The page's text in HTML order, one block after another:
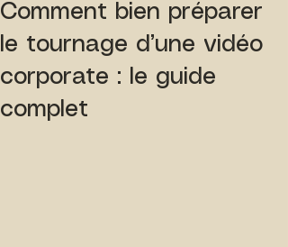
Comment bien préparer
le tournage d’une vidéo
corporate : le guide
complet